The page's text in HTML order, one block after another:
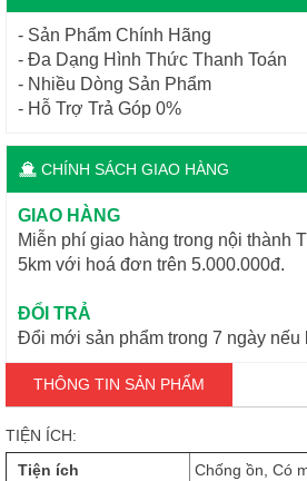
- Sản Phẩm Chính Hãng
- Đa Dạng Hình Thức Thanh Toán
- Nhiều Dòng Sản Phẩm
- Hỗ Trợ Trả Góp 0%
CHÍNH SÁCH GIAO HÀNG
GIAO HÀNG
Miễn phí giao hàng trong nội thành
5km với hoá đơn trên 5.000.000đ.
ĐỔI TRẢ
Đổi mới sản phẩm trong 7 ngày nếu
THÔNG TIN SẢN PHẨM
TIỆN ÍCH:
Tiện ích
Chống ồn, Có